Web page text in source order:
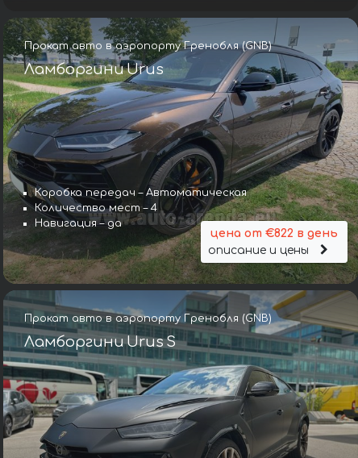
Прокат авто в аэропорту Гренобля (GNB)
Ламборгини Urus
Коробка передач – Автоматическая
Количество мест – 4
Навигация – да
цена от €822 в день
описание и цены
Прокат авто в аэропорту Гренобля (GNB)
Ламборгини Urus S